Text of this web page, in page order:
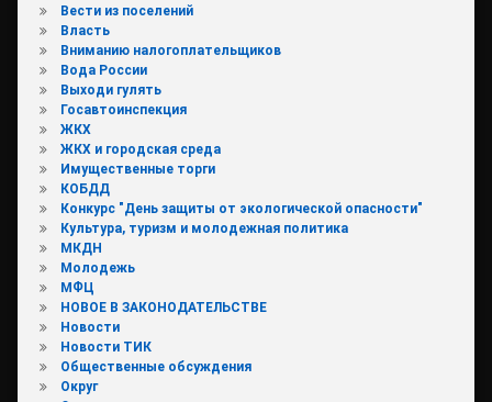
Вести из поселений
Власть
Вниманию налогоплательщиков
Вода России
Выходи гулять
Госавтоинспекция
ЖКХ
ЖКХ и городская среда
Имущественные торги
КОБДД
Конкурс "День защиты от экологической опасности"
Культура, туризм и молодежная политика
МКДН
Молодежь
МФЦ
НОВОЕ В ЗАКОНОДАТЕЛЬСТВЕ
Новости
Новости ТИК
Общественные обсуждения
Округ